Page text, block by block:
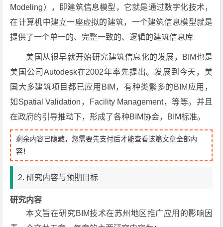
Modeling），即建筑信息模型，它就是通过数字化技术，
在计算机中建立一座虚拟的建筑，一个建筑信息模型就是
提供了一个单一的、完整一致的、逻辑的建筑信息库
美国从很早就开始研究建筑信息化的发展，BIM也是
美国公司Autodesk在2002年率先提出。发展到今天，美
国大多建筑项目都已应用BIM，有种类繁多的BIM应用，
如Spatial Validation，Facility Management，等等。并且
在政府的引导推动下，形成了各种BIM协会，BIM标准。
剩余内容已隐藏，您需要先支付后才能查看该篇文章全部内
容！
2. 研究内容与预期目标
研究内容
本文旨在研究BIM技术在苏州地区推广应用的影响因